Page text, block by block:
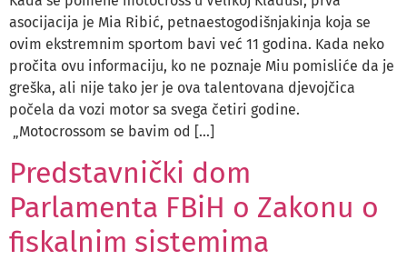
asocijacija je Mia Ribić, petnaestogodišnjakinja koja se
ovim ekstremnim sportom bavi već 11 godina. Kada neko
pročita ovu informaciju, ko ne poznaje Miu pomisliće da je
greška, ali nije tako jer je ova talentovana djevojčica
počela da vozi motor sa svega četiri godine.
„Motocrossom se bavim od […]
Predstavnički dom
Parlamenta FBiH o Zakonu o
fiskalnim sistemima